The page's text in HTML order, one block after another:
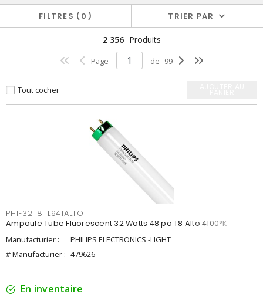
FILTRES 0 TRIER PAR
2 356 Produits
Page de 99
Tout cocher
PHIF32T8TL941ALTO
Ampoule Tube Fluorescent 32 Watts 48 po T8 Alto 4100°K
Manufacturier :
PHILIPS ELECTRONICS -LIGHT
# Manufacturier : 479626
En inventaire